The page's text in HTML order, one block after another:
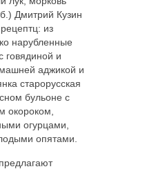
Дмитрий Кузин
из
нарубленные
говядиной и
аджикой и
старорусская
бульоне с
окороком,
огурцами,
опятами.